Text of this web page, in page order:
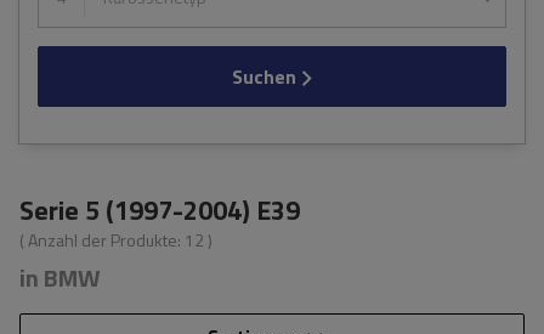
Suchen
Serie 5 (1997-2004) E39
( Anzahl der Produkte: 12 )
in BMW